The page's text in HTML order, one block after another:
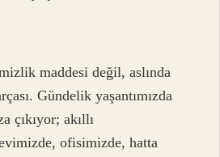
maddesi değil, aslında
Gündelik yaşantımızda
çıkıyor; akıllı
ofisimizde, hatta